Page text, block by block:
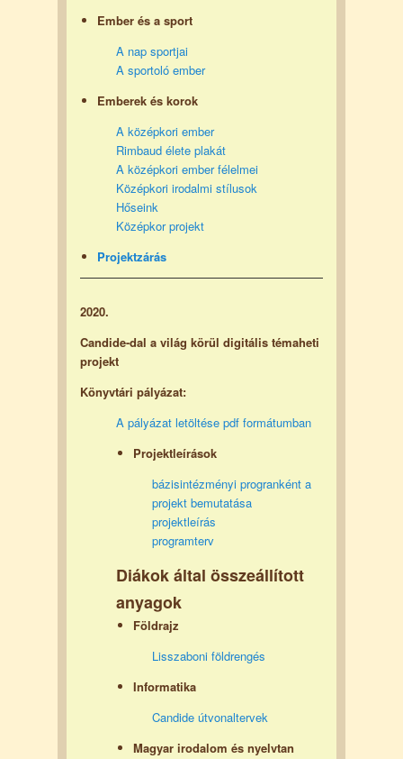
Ember és a sport
A nap sportjai
A sportoló ember
Emberek és korok
A középkori ember
Rimbaud élete plakát
A középkori ember félelmei
Középkori irodalmi stílusok
Hőseink
Középkor projekt
Projektzárás
2020.
Candide-dal a világ körül digitális témaheti
projekt
Könyvtári pályázat:
A pályázat letöltése pdf formátumban
Projektleírások
bázisintézményi progranként a
projekt bemutatása
projektleírás
programterv
Diákok által összeállított
anyagok
Földrajz
Lisszaboni földrengés
Informatika
Candide útvonaltervek
Magyar irodalom és nyelvtan